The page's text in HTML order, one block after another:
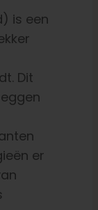
is een
Dit
er